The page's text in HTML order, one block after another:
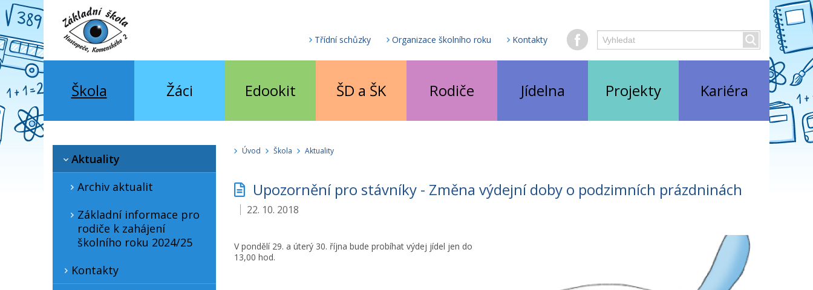
Třídní schůzky Organizace školního roku Kontakty
Hledaný
text
Vyhledat
Škola Žáci Edookit ŠD a ŠK Rodiče Jídelna Projekty Kariéra
Aktuality
Archiv aktualit
Základní informace pro
rodiče k zahájení
školního roku 2024/25
Kontakty
Úvod Škola Aktuality
Upozornění pro stávníky - Změna výdejní doby o podzimních prázdninách
22. 10. 2018
V pondělí 29. a úterý 30. října bude probíhat výdej jídel jen do
13,00 hod.